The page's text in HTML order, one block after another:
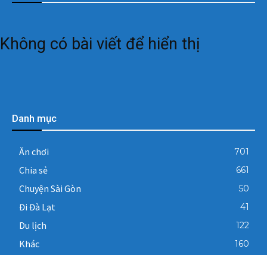
Không có bài viết để hiển thị
Danh mục
Ăn chơi 701
Chia sẻ 661
Chuyện Sài Gòn 50
Đi Đà Lạt 41
Du lịch 122
Khác 160